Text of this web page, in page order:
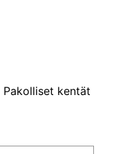
Pakolliset kentät